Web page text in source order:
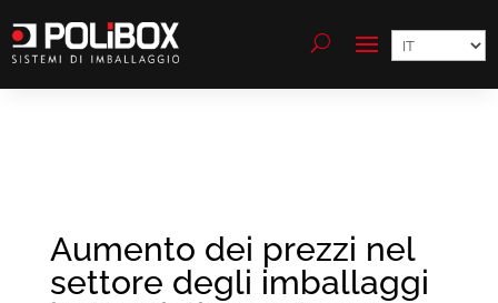
Scegli
una
lingua
Aumento dei prezzi nel
settore degli imballaggi